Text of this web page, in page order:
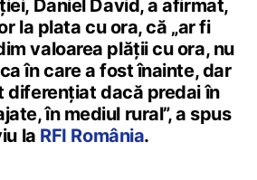
Daniel David, a afirmat,
la plata cu ora, că „ar fi
valoarea plății cu ora, nu
în care a fost înainte, dar
diferențiat dacă predai în
în mediul rural”, a spus
la RFI România.